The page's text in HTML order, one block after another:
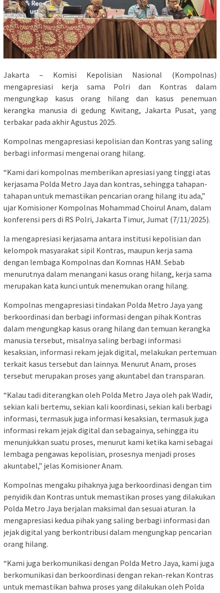
Jakarta – Komisi Kepolisian Nasional (Kompolnas)
mengapresiasi kerja sama Polri dan Kontras dalam
mengungkap kasus orang hilang dan kasus penemuan
kerangka manusia di gedung Kwitang, Jakarta Pusat, yang
terbakar pada akhir Agustus 2025.
Kompolnas mengapresiasi kepolisian dan Kontras yang saling
berbagi informasi mengenai orang hilang.
“Kami dari kompolnas memberikan apresiasi yang tinggi atas
kerjasama Polda Metro Jaya dan kontras, sehingga tahapan-
tahapan untuk memastikan pencarian orang hilang itu ada,”
ujar Komisioner Kompolnas Mohammad Choirul Anam, dalam
konferensi pers di RS Polri, Jakarta Timur, Jumat (7/11/2025).
Ia mengapresiasi kerjasama antara institusi kepolisian dan
kelompok masyarakat sipil Kontras, maupun kerja sama
dengan lembaga Kompolnas dan Komnas HAM. Sebab
menurutnya dalam menangani kasus orang hilang, kerja sama
merupakan kata kunci untuk menemukan orang hilang.
Kompolnas mengapresiasi tindakan Polda Metro Jaya yang
berkoordinasi dan berbagi informasi dengan pihak Kontras
dalam mengungkap kasus orang hilang dan temuan kerangka
manusia tersebut, misalnya saling berbagi informasi
kesaksian, informasi rekam jejak digital, melakukan pertemuan
terkait kasus tersebut dan lainnya. Menurut Anam, proses
tersebut merupakan proses yang akuntabel dan transparan.
“Kalau tadi diterangkan oleh Polda Metro Jaya oleh pak Wadir,
sekian kali bertemu, sekian kali koordinasi, sekian kali berbagi
informasi, termasuk juga informasi kesaksian, termasuk juga
informasi rekam jejak digital dan sebagainya, sehingga itu
menunjukkan suatu proses, menurut kami ketika kami sebagai
lembaga pengawas kepolisian, prosesnya menjadi proses
akuntabel,” jelas Komisioner Anam.
Kompolnas mengaku pihaknya juga berkoordinasi dengan tim
penyidik dan Kontras untuk memastikan proses yang dilakukan
Polda Metro Jaya berjalan maksimal dan sesuai aturan. Ia
mengapresiasi kedua pihak yang saling berbagi informasi dan
jejak digital yang berkontribusi dalam mengungkap pencarian
orang hilang.
“Kami juga berkomunikasi dengan Polda Metro Jaya, kami juga
berkomunikasi dan berkoordinasi dengan rekan-rekan Kontras
untuk memastikan bahwa proses yang dilakukan oleh Polda